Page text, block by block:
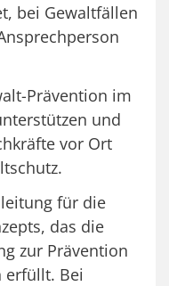
bei Gewaltfällen
Prävention im
und
vor Ort
für die
das die
zur Prävention
erfüllt. Bei